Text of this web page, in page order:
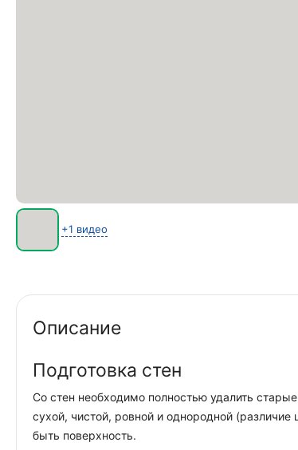
+1 видео
Описание
Подготовка стен
Со стен необходимо полностью удалить
сухой, чистой, ровной и однородной
быть поверхность.